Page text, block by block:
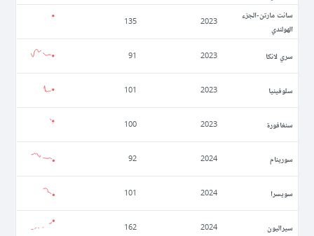
سانت مارتن-الجزء
الهولندي
2023
135
سري لانكا 2023
91
سلوفينيا 2023
101
سنغافورة 2023
100
سورينام 2024
92
سويسرا 2024
101
سيراليون 2024
162